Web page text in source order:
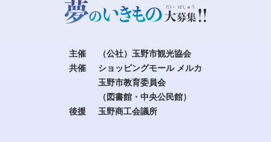
主催
（公社）玉野市観光協会
共催
ショッピングモール メルカ
玉野市教育委員会
（図書館・中央公民館）
後援
玉野商工会議所